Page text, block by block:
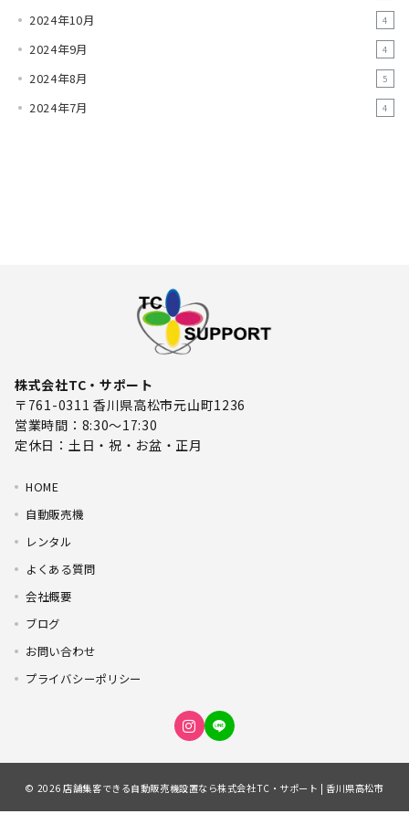
2024年10月 4
2024年9月 4
2024年8月 5
2024年7月 4
株式会社TC・サポート
〒761-0311 香川県高松市元山町1236
営業時間：8:30～17:30
定休日：土日・祝・お盆・正月
HOME
自動販売機
レンタル
よくある質問
会社概要
ブログ
お問い合わせ
プライバシーポリシー
© 2026店舗集客できる自動販売機設置なら株式会社TC・サポート | 香川県高松市